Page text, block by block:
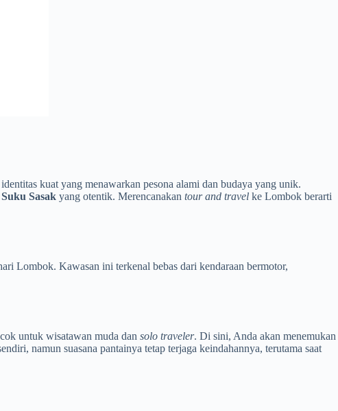
kuat yang menawarkan pesona alami dan budaya yang unik.
Suku Sasak yang otentik. Merencanakan tour and travel ke Lombok berarti
Lombok. Kawasan ini terkenal bebas dari kendaraan bermotor,
untuk wisatawan muda dan solo traveler. Di sini, Anda akan menemukan
namun suasana pantainya tetap terjaga keindahannya, terutama saat